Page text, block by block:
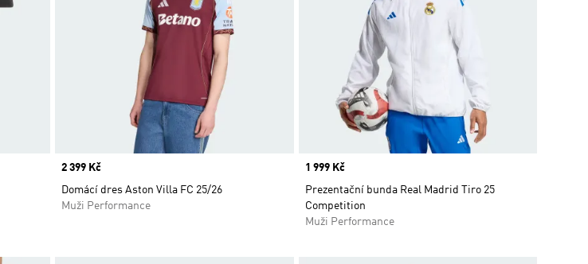
Price
2 399 Kč
Domácí dres Aston Villa FC 25/26
Muži Performance
Price
1 999 Kč
Prezentační bunda Real Madrid Tiro 25
Competition
Muži Performance